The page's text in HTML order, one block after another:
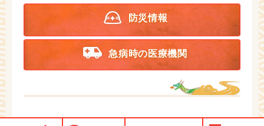
防災情報
急病時の医療機関